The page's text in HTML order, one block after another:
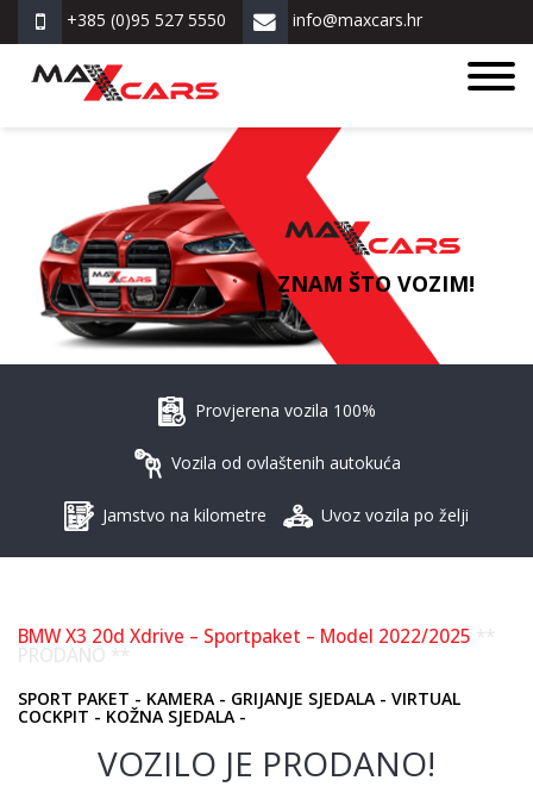
+385 (0)95 527 5550 info@maxcars.hr
ZNAM ŠTO VOZIM!
Provjerena vozila 100%
Vozila od ovlaštenih autokuća
Jamstvo na kilometre Uvoz vozila po želji
BMW X3 20d Xdrive – Sportpaket – Model 2022/2025
PRODANO **
SPORT PAKET - KAMERA - GRIJANJE SJEDALA - VIRTUAL
COCKPIT - KOŽNA SJEDALA -
VOZILO JE PRODANO!